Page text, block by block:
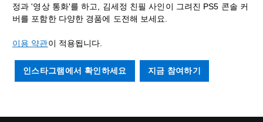
정과 '영상 통화'를 하고, 김세정 친필 사인이 그려진 PS5 콘솔 커
버를 포함한 다양한 경품에 도전해 보세요.
이용 약관이 적용됩니다.
인스타그램에서 확인하세요 지금 참여하기